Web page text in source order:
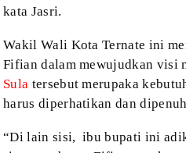
kata Jasri.
Wakil Wali Kota Ternate ini
Fifian dalam mewujudkan visi
Sula tersebut merupaka
harus diperhatikan dan
“Di lain sisi, ibu bupati ini